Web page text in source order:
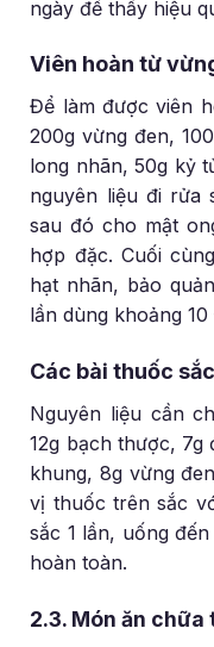
ngày để thấy hiệu
Viên hoàn từ
Để làm được viên
200g vừng đen,
long nhãn, 50g kỷ
nguyên liệu đi rửa
sau đó cho mật
hợp đặc. Cuối
hạt nhãn, bảo
lần dùng khoảng
Các bài thuốc
Nguyên liệu cần
12g bạch thược, 7g
khung, 8g vừng
vị thuốc trên sắc
sắc 1 lần, uống
hoàn toàn.
2.3. Món ăn